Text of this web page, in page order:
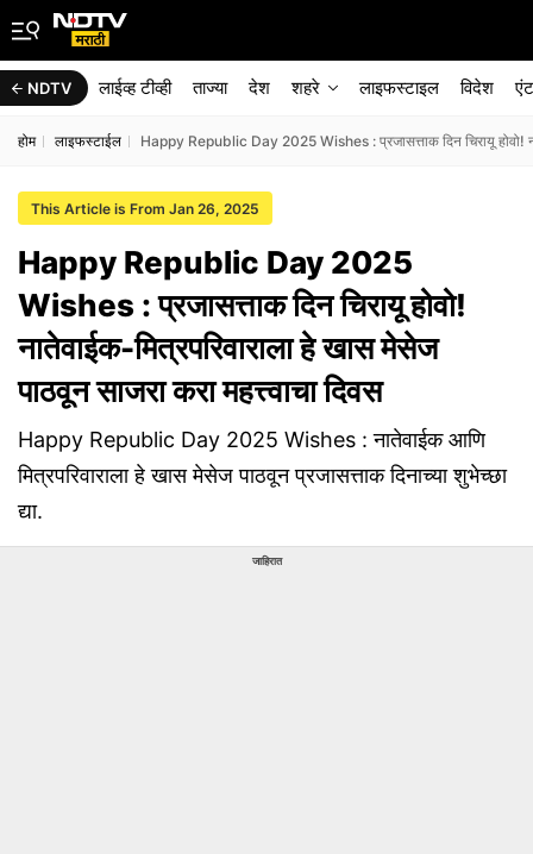
NDTV लाईव्ह टीव्ही ताज्या देश शहरे लाइफस्टाइल विदेश
होम लाइफस्टाईल Happy Republic Day 2025 Wishes : प्रजासत्ताक दिन चिरायू होवो!
This Article is From Jan 26, 2025
Happy Republic Day 2025
Wishes : प्रजासत्ताक दिन चिरायू होवो!
नातेवाईक-मित्रपरिवाराला हे खास मेसेज
पाठवून साजरा करा महत्त्वाचा दिवस
Happy Republic Day 2025 Wishes : नातेवाईक आणि
मित्रपरिवाराला हे खास मेसेज पाठवून प्रजासत्ताक दिनाच्या शुभेच्छा
द्या.
जाहिरात